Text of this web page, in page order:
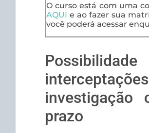
O curso está com uma
AQUI e ao fazer sua
você poderá acessar
prazo